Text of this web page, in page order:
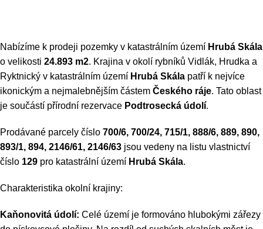
Nabízíme k prodeji pozemky v katastrálním území Hrubá Skála
o velikosti 24.893 m2. Krajina v okolí rybníků Vidlák, Hrudka a
Ryktnický v katastrálním území Hrubá Skála patří k nejvíce
ikonickým a nejmalebnějším částem Českého ráje. Tato oblast
je součástí přírodní rezervace Podtrosecká údolí.
Prodávané parcely číslo 700/6, 700/24, 715/1, 888/6, 889, 890,
893/1, 894, 2146/61, 2146/63 jsou vedeny na listu vlastnictví
číslo 129 pro katastrální území Hrubá Skála.
Charakteristika okolní krajiny:
Kaňonovitá údolí: Celé území je formováno hlubokými zářezy